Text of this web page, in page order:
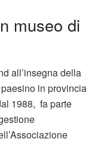
museo di
all’insegna della
in provincia
1988, fa parte